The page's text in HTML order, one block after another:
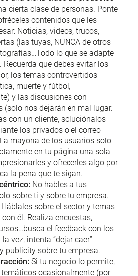
cierta clase de personas. Ponte
contenidos que les
Noticias, videos, trucos,
(las tuyas, NUNCA de otros
lo que se adapte
Recuerda que debes evitar los
los temas controvertidos
muerte y fútbol,
y las discusiones con
(solo nos dejarán en mal lugar.
con un cliente, soluciónalos
los privados o el correo
mayoría de los usuarios solo
en tu página una sola
y ofrecerles algo por
la pena que te sigan.
No hables a tus
sobre ti y sobre tu empresa.
sobre el sector y temas
él. Realiza encuestas,
el feedback con los
vez, intenta “dejar caer”
publicity sobre tu empresa.
Si tu negocio lo permite,
temáticos ocasionalmente (por